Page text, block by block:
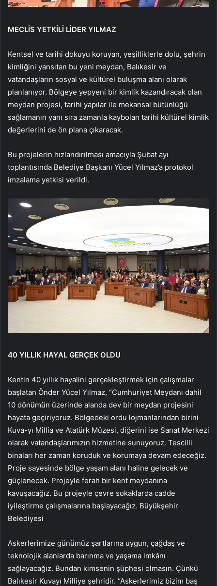
MECLİS YETKİLİ LİDER YILMAZ
Kentsel ve tarihi dokuyu koruyan, yeşilliklerle dolu, şehrin
kimliğini yansıtan bu yeni meydan, Balıkesir ve
vatandaşların sosyal ve kültürel buluşma alanı olarak
planlanıyor. Bölgeye yepyeni bir kimlik kazandıracak olan
meydan projesi, tarihi yapılar ile mekansal bütünlüğü
sağlamanın yanı sıra zamanla kaybolan tarihi kültürel kimlik
değerlerini de ön plana çıkaracak.
Bu projelerin hızlandırılması amacıyla Şubat ayı
toplantısında Belediye Başkanı Yücel Yılmaz’a protokol
imzalama yetkisi verildi.
40 YILLIK HAYAL GERÇEK OLDU
Kentin 40 yıllık hayalini gerçekleştirmek için çalışmalar
başlatan Önder Yücel Yılmaz, “Cumhuriyet Meydanı dahil
10 dönümün üzerinde alanda dev bir meydan projesini
hayata geçiriyoruz. Bölgedeki ordu lojmanlarından birini
Kuva-yı Millia ve Atatürk Müzesi, diğerini ise Sanat Merkezi
olarak vatandaşlarımızın hizmetine sunuyoruz. Tescilli
binaları her zaman koruduk ve korumaya devam edeceğiz.
Proje sayesinde bölge yaşam alanı haline gelecek ve
güçlenecek. Projeyle ferah bir kent meydanına
kavuşacağız. Bu projeyle çevre sokaklarda cadde
iyileştirme çalışmalarına başlayacağız. Büyükşehir
Belediyesi
Askerlerimize günümüz şartlarına uygun, çağdaş ve
teknolojik alanlarda barınma ve yaşama imkânı
sağlayacağız. Bundan kimsenin şüphesi olmasın. Çünkü
Balıkesir Kuvayı Milliye şehridir. “Askerlerimiz bizim baş